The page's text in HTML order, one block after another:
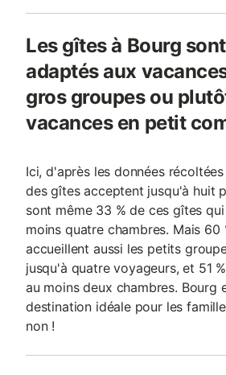
Les gîtes à Bourg
adaptés aux
gros groupes ou
vacances en petit
Ici, d'après les données
des gîtes acceptent jusqu'à huit
sont même 33 % de ces gîtes
moins quatre chambres. Mais 60
accueillent aussi les petits
jusqu'à quatre voyageurs, et 51
au moins deux chambres. Bourg
destination idéale pour les
non !